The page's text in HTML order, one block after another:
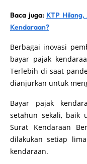
Baca juga: KTP
Kendaraan?
Berbagai inovasi
bayar pajak
Terlebih di saat
dianjurkan untuk
Bayar pajak
setahun sekali, baik
Surat Kendaraan
dilakukan setiap
kendaraan.